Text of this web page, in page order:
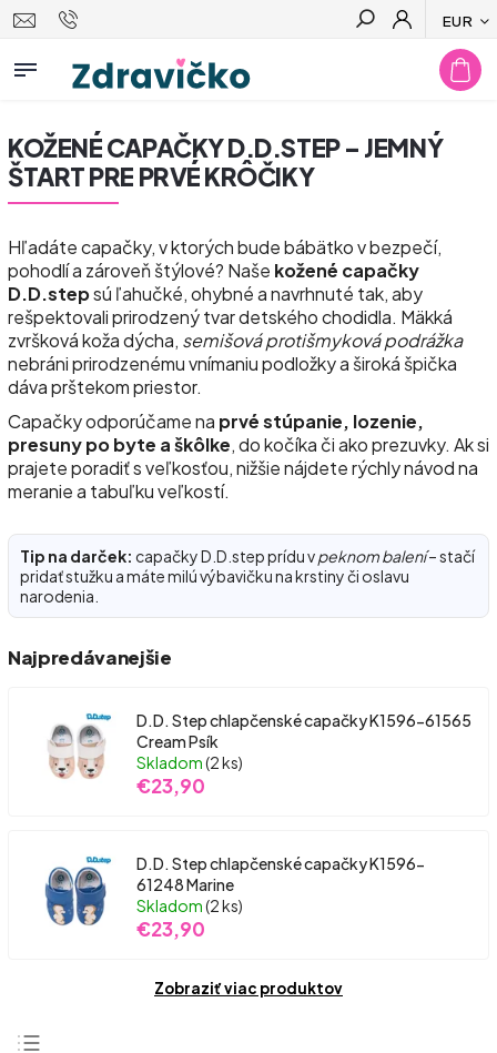
EUR
Hľadať
KOŽENÉ CAPAČKY D.D.STEP – JEMNÝ
ŠTART PRE PRVÉ KRÔČIKY
Hľadáte capačky, v ktorých bude bábätko v bezpečí,
pohodlí a zároveň štýlové? Naše kožené capačky
D.D.stepsú ľahučké, ohybné a navrhnuté tak, aby
rešpektovali prirodzený tvar detského chodidla. Mäkká
zvršková koža dýcha, semišová protišmyková podrážka
nebráni prirodzenému vnímaniu podložky a široká špička
dáva prštekom priestor.
Capačky odporúčame na prvé stúpanie, lozenie,
presuny po byte a škôlke, do kočíka či ako prezuvky. Ak si
prajete poradiť s veľkosťou, nižšie nájdete rýchly návod na
meranie a tabuľku veľkostí.
Tip na darček: capačky D.D.step prídu vpeknom balení– stačí
pridať stužku a máte milú výbavičku na krstiny či oslavu
narodenia.
Najpredávanejšie
D.D. Step chlapčenské capačky K1596-61565
Cream Psík
Skladom(2 ks)
€23,90
D.D. Step chlapčenské capačky K1596-
61248 Marine
Skladom(2 ks)
€23,90
Zobraziť viac produktov